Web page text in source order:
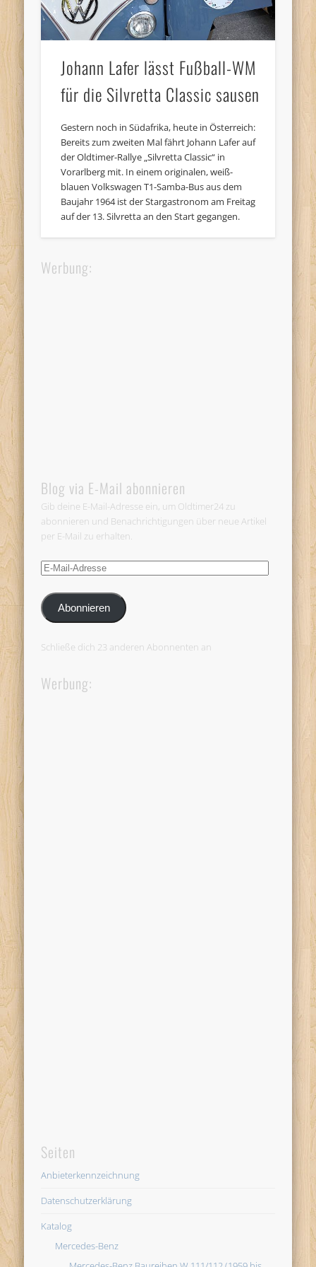
Johann Lafer lässt Fußball-WM
für die Silvretta Classic sausen
Gestern noch in Südafrika, heute in Österreich:
Bereits zum zweiten Mal fährt Johann Lafer auf
der Oldtimer-Rallye „Silvretta Classic“ in
Vorarlberg mit. In einem originalen, weiß-
blauen Volkswagen T1-Samba-Bus aus dem
Baujahr 1964 ist der Stargastronom am Freitag
auf der 13. Silvretta an den Start gegangen.
Werbung:
Blog via E-Mail abonnieren
Gib deine E-Mail-Adresse ein, um Oldtimer24 zu
abonnieren und Benachrichtigungen über neue Artikel
per E-Mail zu erhalten.
E-
Adresse
Abonnieren
Schließe dich 23 anderen Abonnenten an
Werbung:
Seiten
Anbieterkennzeichnung
Datenschutzerklärung
Katalog
Mercedes-Benz